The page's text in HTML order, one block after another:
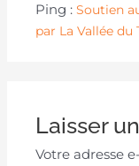
Ping :Soutien
par La Vallée du
Laisser
Votre adresse